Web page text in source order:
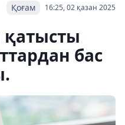
16:25, 02 қазан 2025
Қоғам
қатысты
бас